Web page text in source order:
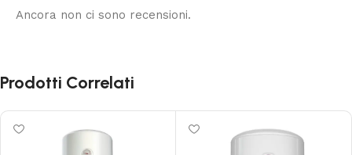
Ancora non ci sono recensioni.
Prodotti Correlati